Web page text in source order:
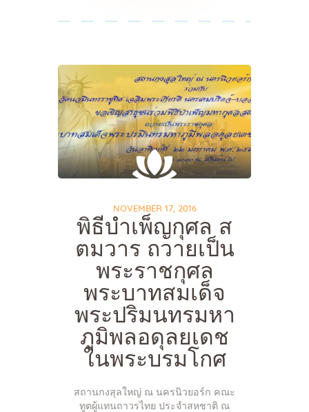
NOVEMBER 17, 2016
พิธีบำเพ็ญกุศล ส
ตมวาร ถวายเป็น
พระราชกุศล
พระบาทสมเด็จ
พระปริมนทรมหา
ภูมิพลอดุลยเดช
ในพระบรมโกศ
สถานกงสุลใหญ่ ณ นครนิวยอร์ก คณะ
ทูตผู้แทนถาวรไทย ประจำสหชาติ ณ